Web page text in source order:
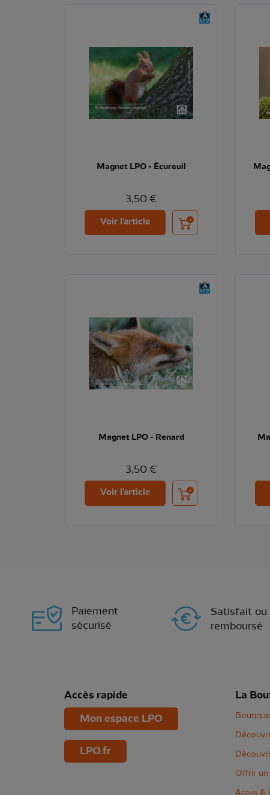
Magnet LPO - Écureuil
3,50 €
Voir l'article Ajouter au panier
Magnet LPO - Renard
3,50 €
Voir l'article Ajouter au panier
Paiement
sécurisé
Satisfait ou
remboursé
Accès rapide
Mon espace LPO
LPO.fr
La
Offrir un
Actus &